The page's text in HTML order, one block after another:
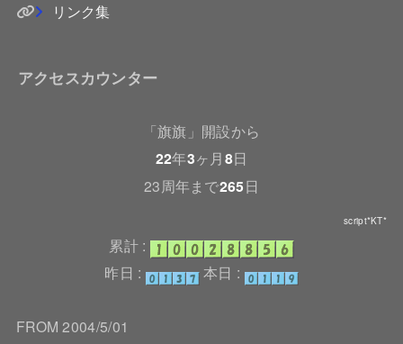
リンク集
アクセスカウンター
「旗旗」開設から
22年3ヶ月8日
23周年まで265日
script*KT*
累計 :
昨日 :
本日 :
FROM 2004/5/01